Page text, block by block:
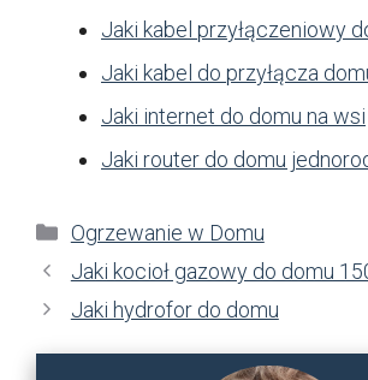
Jaki kabel przyłączeniowy
Jaki kabel do przyłącza
Jaki internet do domu na wsi
Jaki router do domu
Kategorie
Ogrzewanie w Domu
Jaki kocioł gazowy do domu
Jaki hydrofor do domu